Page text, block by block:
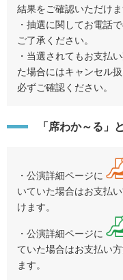
結果をご確認いただけま
・抽選に関してお電話
ご了承ください。
・当選されてもお支払
た場合にはキャンセル
必ずご確認ください。
「席わか～る」
・公演詳細ページに
いていた場合はお支払
けます。
・公演詳細ページに
ていた場合はお支払い
ます。